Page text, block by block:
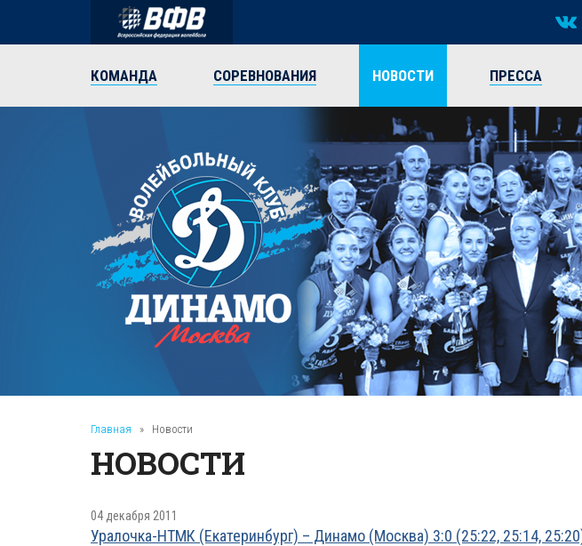
КОМАНДА СОРЕВНОВАНИЯ НОВОСТИ ПРЕССА
Главная » Новости
НОВОСТИ
04 декабря 2011
Уралочка-НТМК (Екатеринбург) – Динамо (Москва) 3:0 (25:22, 25:14,